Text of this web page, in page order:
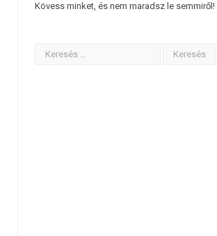
Kövess minket, és nem maradsz le semmiről!